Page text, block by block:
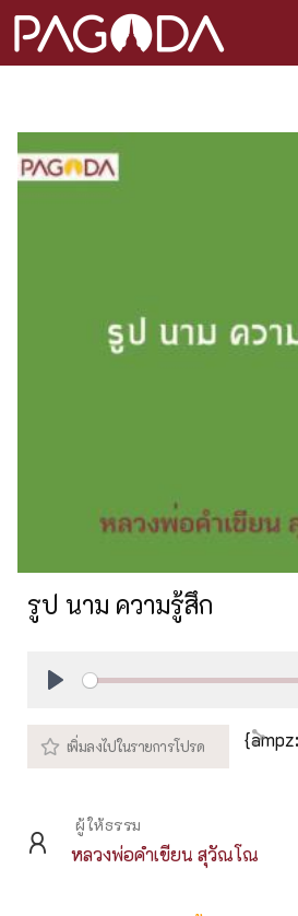
รูป นาม ความรู้สึก
ผู้ให้ธรรม
หลวงพ่อคำเขียน สุวัณโณ